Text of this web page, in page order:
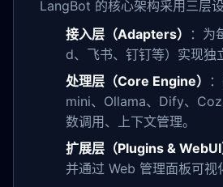
LangBot 的核心架构采用三层设
接入层（Adapters）
：为
d、飞书、钉钉等）实现独
处理层（Core Engine）
mini、Ollama、Dify、
数调用、上下文管理。
扩展层（Plugins & WebUI
并通过 Web 管理面板可